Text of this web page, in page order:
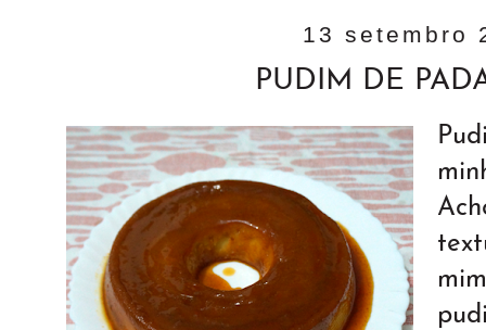
13 setembro
PUDIM DE